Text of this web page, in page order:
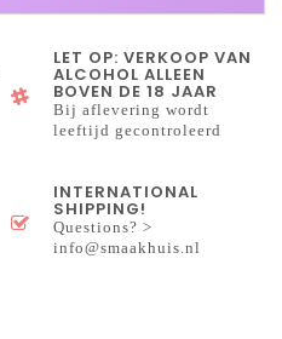
LET OP: VERKOOP VAN
ALCOHOL ALLEEN
BOVEN DE 18 JAAR
Bij aflevering wordt
leeftijd gecontroleerd
INTERNATIONAL
SHIPPING!
Questions? >
info@smaakhuis.nl